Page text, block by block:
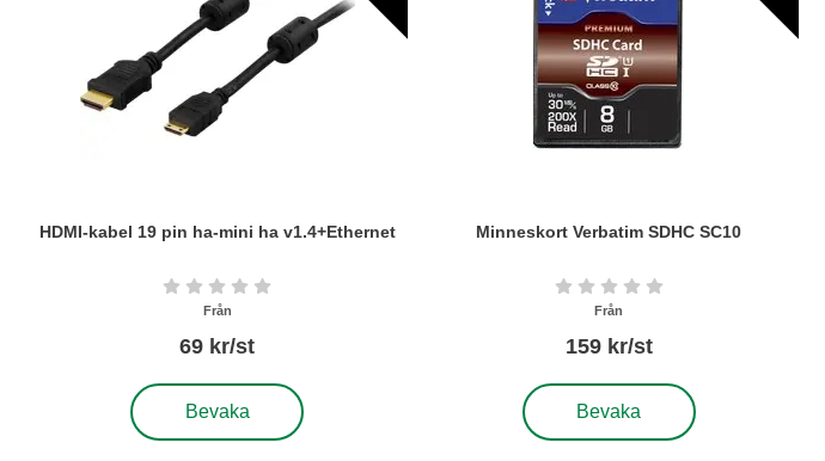
HDMI-kabel 19 pin ha-mini ha v1.4+Ethernet
Betyg: 0 stjärnor av 5
Från
69 kr/st
Bevaka
, HDMI-kabel 19 pin ha-mini ha v1.4+Ethernet
Minneskort Verbatim SDHC SC10
Betyg: 0 stjärnor av 5
Från
159 kr/st
Bevaka
, Minneskort Verbatim SDHC SC10